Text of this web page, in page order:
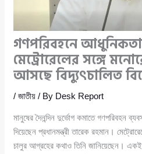
গণপরিবহনে
মেট্রোরেলের সঙ্গে
আসছে বিদ্যুৎচালিত
/জাতীয় / By Desk Report
মানুষের দৈনন্দিন দুর্ভোগ কমাতে গণপরিবহন
দিয়েছেন প্রধানমন্ত্রী তারেক রহমান।
চালুর আগ্রহের কথাও তিনি জানিয়েছেন।